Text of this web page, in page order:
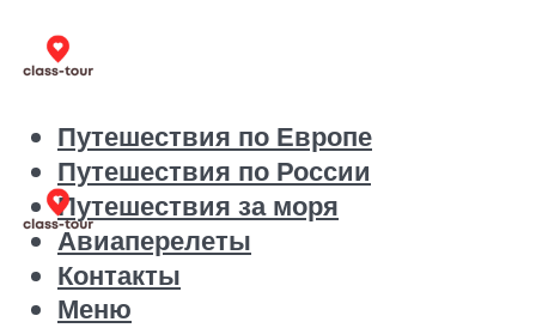
Путешествия по Европе
Путешествия по России
Путешествия за моря
Авиаперелеты
Контакты
Меню